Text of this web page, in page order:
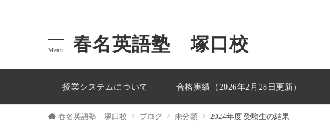
Menu 春名英語塾 塚口校
授業システムについて 合格実績（2026年2月28日更新）
春名英語塾 塚口校 ブログ 未分類 2024年度 受験生の結果